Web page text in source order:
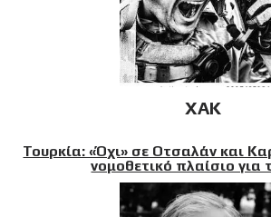
XAK
Τουρκία: «Όχι» σε Οτσαλάν και
νομοθετικό πλαίσιο για